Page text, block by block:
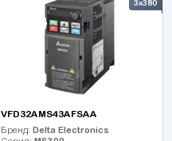
3x380
VFD32AMS43AFSAA
Бренд: Delta Electronics